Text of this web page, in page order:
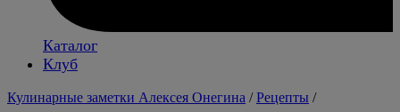
Каталог
Клуб
Кулинарные заметки Алексея Онегина /Рецепты /